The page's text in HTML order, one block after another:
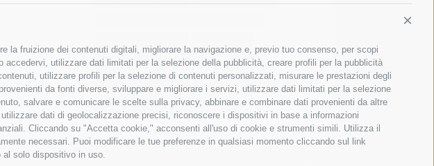
fruizione dei contenuti digitali, migliorare la navigazione e, previo tuo consenso, per scopi
utilizzare dati limitati per la selezione della pubblicità, creare profili per la pubblicità
utilizzare profili per la selezione di contenuti personalizzati, misurare le prestazioni degli
da fonti diverse, sviluppare e migliorare i servizi, utilizzare dati limitati per la selezione
salvare e comunicare le scelte sulla privacy, abbinare e combinare dati provenienti da altre
dati di geolocalizzazione precisi, riconoscere i dispositivi in base a informazioni
Cliccando su "Accetta cookie," acconsenti all'uso di cookie e strumenti simili. Utilizza il
necessari. Puoi modificare le tue preferenze in qualsiasi momento cliccando sul link
al solo dispositivo in uso.
sindaco cuomo
sorrento
studenti
temporali
treni turismo
Vico Equense
villa fiorentino
vincenzo de luca